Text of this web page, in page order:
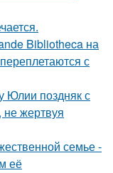
Bibliotheca на
с
Юлии поздняк с
не жертвуя
семье -
её